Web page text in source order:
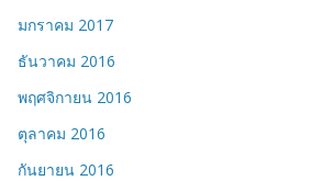
มกราคม 2017
ธันวาคม 2016
พฤศจิกายน 2016
ตุลาคม 2016
กันยายน 2016